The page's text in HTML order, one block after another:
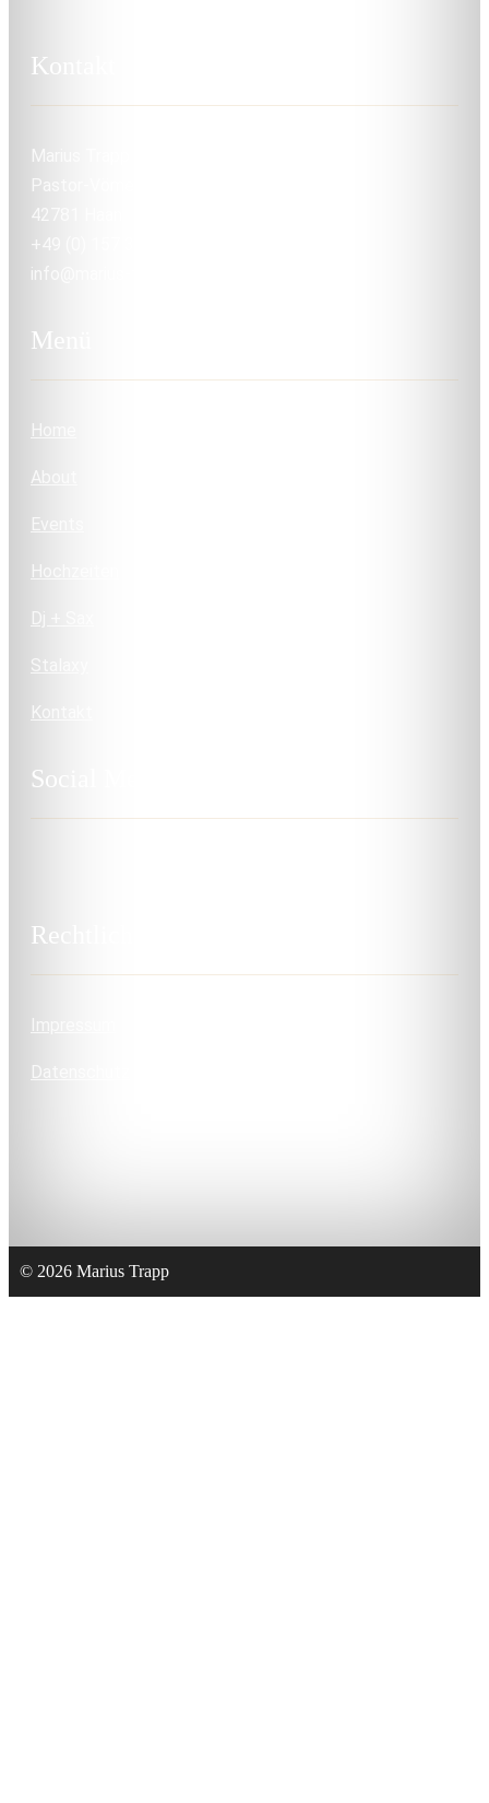
Kontakt
Marius Trapp
Pastor-Vömel-Straße 30
42781 Haan
+49 (0) 157 36209450
info@marius-trapp.de
Menü
Home
About
Events
Hochzeiten
Dj + Sax
Stalaxy
Kontakt
Social Media
Rechtliches
Impressum
Datenschutz
© 2026 Marius Trapp